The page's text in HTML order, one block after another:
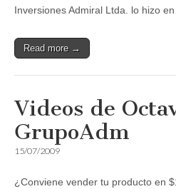
Inversiones Admiral Ltda. lo hizo
Read more →
Videos de
GrupoAdm
15/07/2009
¿Conviene vender tu producto en